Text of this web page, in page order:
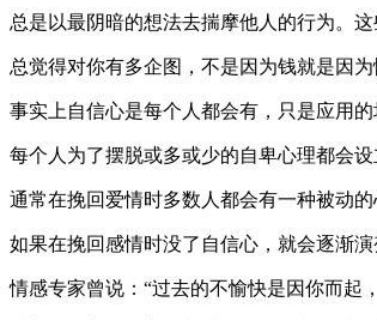
总是以最阴暗的想法去揣摩他人的行为。
总觉得对你有多企图，不是因为钱就是因
事实上自信心是每个人都会有，只是应用
每个人为了摆脱或多或少的自卑心理都会
通常在挽回爱情时多数人都会有一种被动
如果在挽回感情时没了自信心，就会逐渐演
情感专家曾说：“过去的不愉快是因你而起